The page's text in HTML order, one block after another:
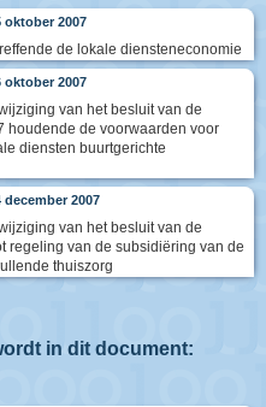
oktober 2007
de lokale diensteneconomie
oktober 2007
van het besluit van de
houdende de voorwaarden voor
diensten buurtgerichte
2007
van het besluit van de
regeling van de subsidiëring van de
thuiszorg
in dit document: